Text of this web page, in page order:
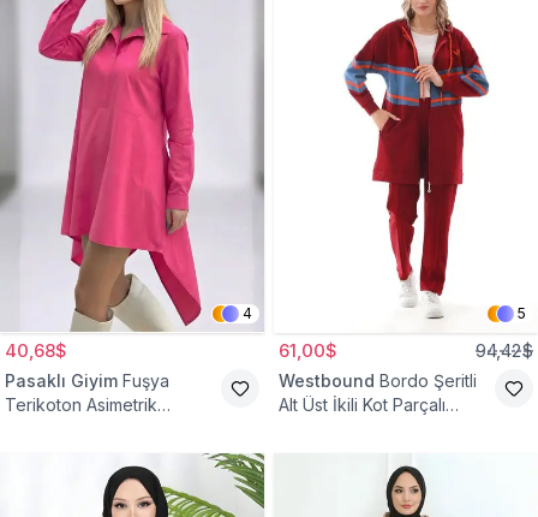
4
40,68$
Pasaklı Giyim Fuşya
Terikoton Asimetrik
5
61,00$ 94,42$
Westbound Bordo Şeritli
Alt Üst İkili Kot Parçalı